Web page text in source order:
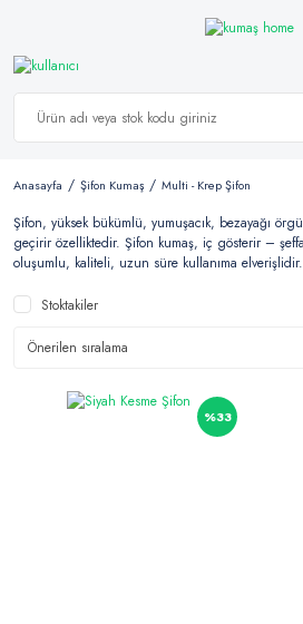
Anasayfa Şifon Kumaş Multi - Krep Şifon
Şifon, yüksek bükümlü, yumuşacık, bezayağı
geçirir özelliktedir. Şifon kumaş, iç gösterir –
oluşumlu, kaliteli, uzun süre kullanıma elverişlidir.
Stoktakiler
%33